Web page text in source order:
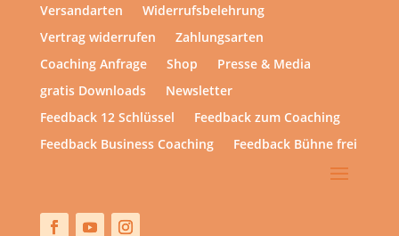
Versandarten
Widerrufsbelehrung
Vertrag widerrufen
Zahlungsarten
Coaching Anfrage
Shop
Presse & Media
gratis Downloads
Newsletter
Feedback 12 Schlüssel
Feedback zum Coaching
Feedback Business Coaching
Feedback Bühne frei